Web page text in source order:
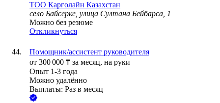
ТОО Карголайн Казахстан
село Байсерке, улица Султана Бейбарса, 1
Можно без резюме
Откликнуться
Помощник/ассистент руководителя
от 300 000 ₸ за месяц, на руки
Опыт 1-3 года
Можно удалённо
Выплаты: Раз в месяц